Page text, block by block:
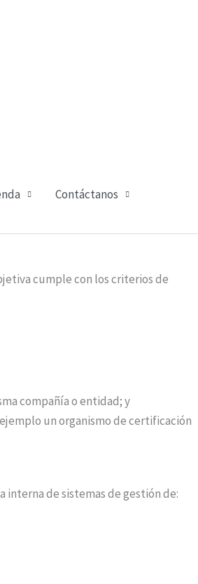
Contáctanos
cumple con los criterios de
compañía o entidad; y
un organismo de certificación
interna de sistemas de gestión de: